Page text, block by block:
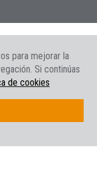
para mejorar la
Si continúas
de cookies